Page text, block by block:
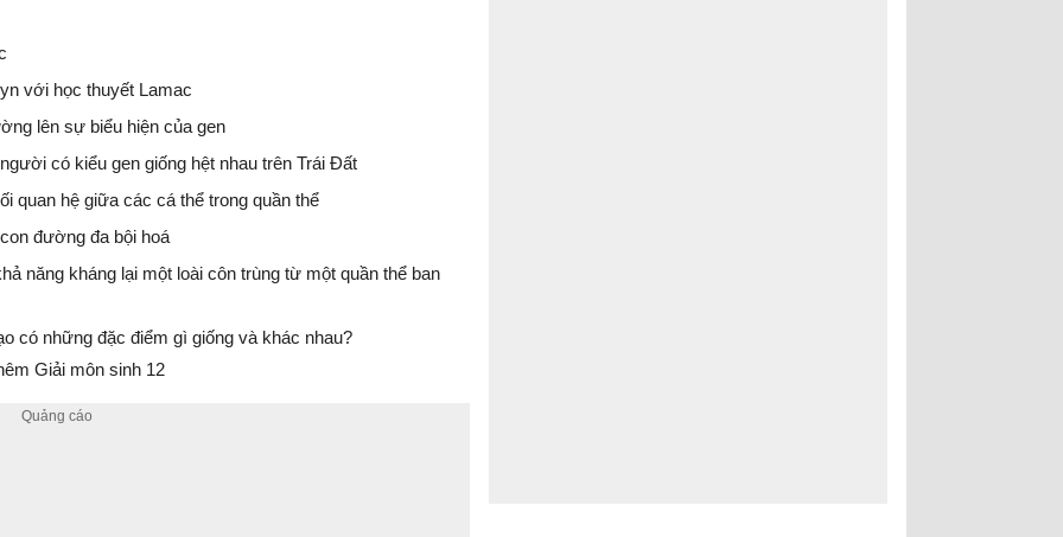
với học thuyết Lamac
lên sự biểu hiện của gen
có kiểu gen giống hệt nhau trên Trái Đất
quan hệ giữa các cá thể trong quần thể
đường đa bội hoá
năng kháng lại một loài côn trùng từ một quần thể ban
có những đặc điểm gì giống và khác nhau?
Giải môn sinh 12